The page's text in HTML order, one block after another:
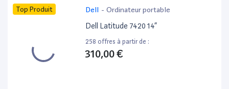
Top Produit Dell - Ordinateur portable
Dell Latitude 7420 14”
258 offres à partir de :
310,00 €